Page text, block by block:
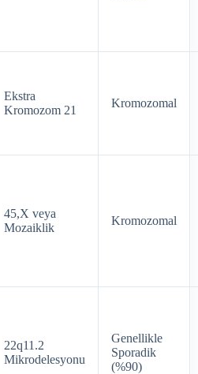
Ekstra
Kromozom 21
Kromozomal
45,X veya
Mozaiklik
Kromozomal
22q11.2
Mikrodelesyonu
Genellikle
Sporadik
(%90)